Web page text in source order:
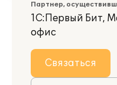
Партнер,
1С:Первый Бит,
офис
Связаться